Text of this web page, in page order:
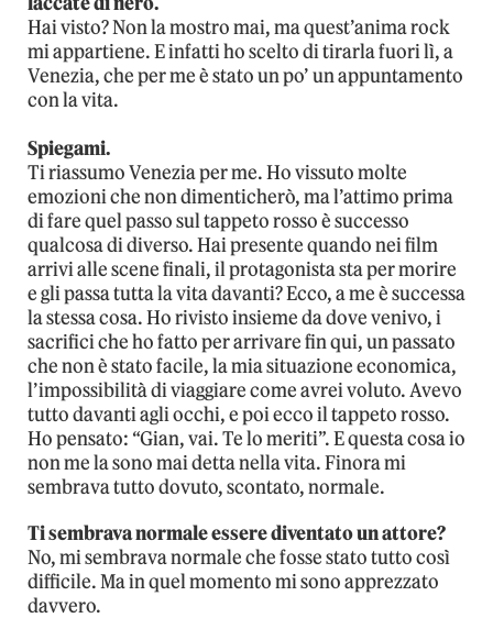
Hai visto? Non la mostro mai, ma quest’anima rock
mi appartiene. E infatti ho scelto di tirarla fuori lì, a
Venezia, che per me è stato un po’ un appuntamento
con la vita.
Spiegami.
Ti riassumo Venezia per me. Ho vissuto molte
emozioni che non dimenticherò, ma l’attimo prima
di fare quel passo sul tappeto rosso è successo
qualcosa di diverso. Hai presente quando nei film
arrivi alle scene finali, il protagonista sta per morire
e gli passa tutta la vita davanti? Ecco, a me è successa
la stessa cosa. Ho rivisto insieme da dove venivo, i
sacrifici che ho fatto per arrivare fin qui, un passato
che non è stato facile, la mia situazione economica,
l’impossibilità di viaggiare come avrei voluto. Avevo
tutto davanti agli occhi, e poi ecco il tappeto rosso.
Ho pensato: “Gian, vai. Te lo meriti”. E questa cosa io
non me la sono mai detta nella vita. Finora mi
sembrava tutto dovuto, scontato, normale.
Ti sembrava normale essere diventato un attore?
No, mi sembrava normale che fosse stato tutto così
difficile. Ma in quel momento mi sono apprezzato
davvero.